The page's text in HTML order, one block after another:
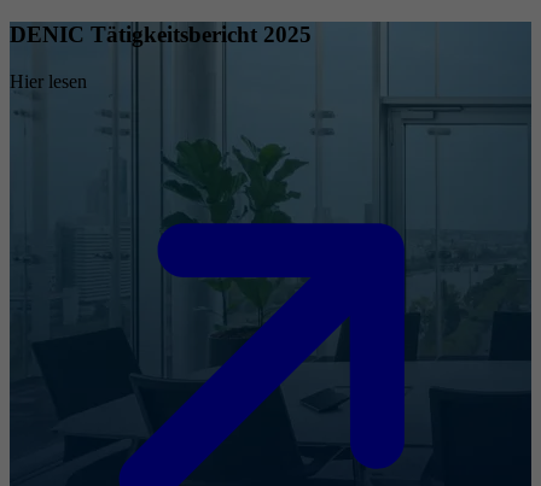
DENIC Tätigkeitsbericht 2025
Hier lesen